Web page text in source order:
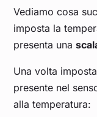
Vediamo cosa
imposta la
presenta una
Una volta
presente nel
alla temperatura: